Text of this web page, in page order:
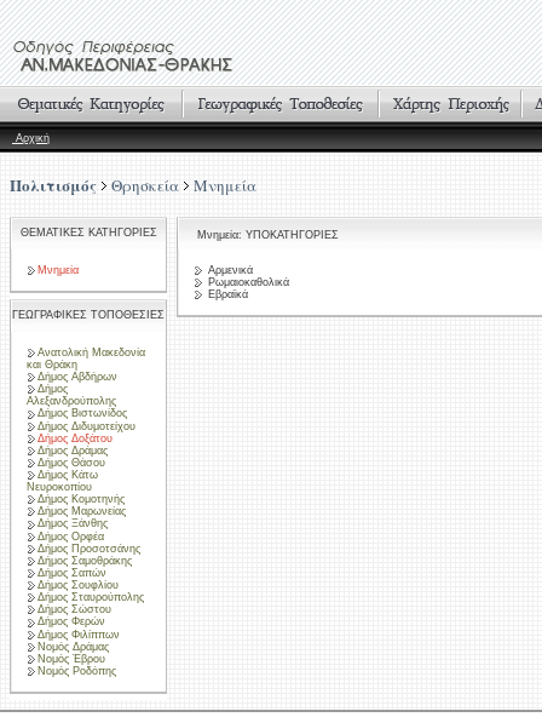
Αρχική
Πολιτισμός Θρησκεία Μνημεία
ΘΕΜΑΤΙΚΕΣ ΚΑΤΗΓΟΡΙΕΣ
Μνημεία
ΓΕΩΓΡΑΦΙΚΕΣ ΤΟΠΟΘΕΣΙΕΣ
Ανατολική Μακεδονία
και Θράκη
Δήμος Αβδήρων
Δήμος
Αλεξανδρούπολης
Δήμος Βιστωνίδος
Δήμος Διδυμοτείχου
Δήμος Δοξάτου
Δήμος Δράμας
Δήμος Θάσου
Δήμος Κάτω
Νευροκοπίου
Δήμος Κομοτηνής
Δήμος Μαρωνείας
Δήμος Ξάνθης
Δήμος Ορφέα
Δήμος Προσοτσάνης
Δήμος Σαμοθράκης
Δήμος Σαπών
Δήμος Σουφλίου
Δήμος Σταυρούπολης
Δήμος Σώστου
Δήμος Φερών
Δήμος Φιλίππων
Νομός Δράμας
Νομός Έβρου
Νομός Ροδόπης
Μνημεία: ΥΠΟΚΑΤΗΓΟΡΙΕΣ
Αρμενικά
Ρωμαιοκαθολικά
Εβραϊκά